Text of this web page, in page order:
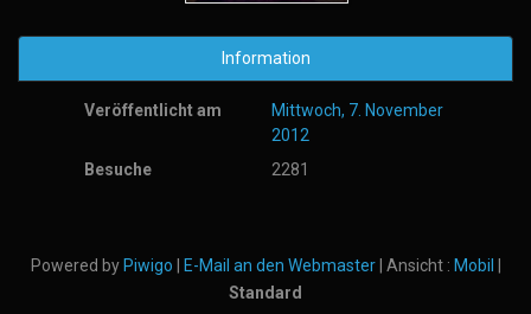
Information
Veröffentlicht am
Mittwoch, 7. November
2012
Besuche
2281
Powered by Piwigo E-Mail an den Webmaster| Ansicht : Mobil
Standard